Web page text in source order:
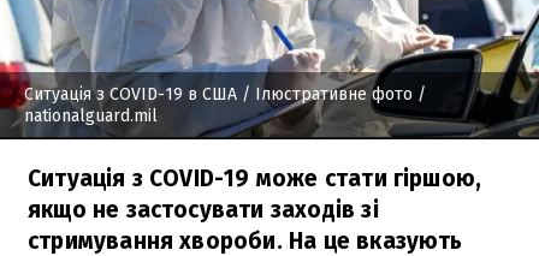
Ситуація з COVID-19 в США / Ілюстративне фото /
nationalguard.mil
Ситуація з COVID-19 може стати гіршою,
якщо не застосувати заходів зі
стримування хвороби. На це вказують